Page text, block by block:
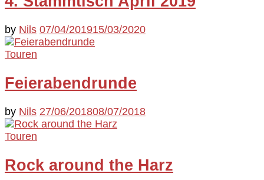
by Nils 07/04/201915/03/2020
Touren
Feierabendrunde
by Nils 27/06/201808/07/2018
Touren
Rock around the Harz